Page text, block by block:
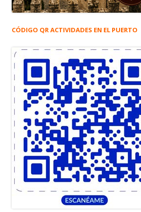
CÓDIGO QR ACTIVIDADES EN EL PUERTO